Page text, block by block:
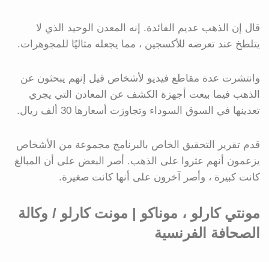
قال إن الذهب عديم الفائدة. إنه المعدن الوحيد الذي لا
يتلطخ عند تعرضه للأكسجين ، مما يجعله مثاليًا للمجوهرات.
وانتشرت عدة مقاطع فيديو لأشخاص قيل إنهم يبحثون عن
الذهب فيما بيعت أجهزة الكشف عن المعادن التي يجري
تعدينها في السوق السوداء وتجاوزت أسعارها 30 ألف ريال.
قدم تقرير التحقيق الخاص بالبرنامج مجموعة من الأشخاص
يزعمون أنهم عثروا على الذهب. أصر البعض على أن المبالغ
كانت كبيرة ، وأصر آخرون على أنها كانت صغيرة.
مونتي كارلو ، موناكو | مونت كارلو / وكالة
الصحافة الفرنسية